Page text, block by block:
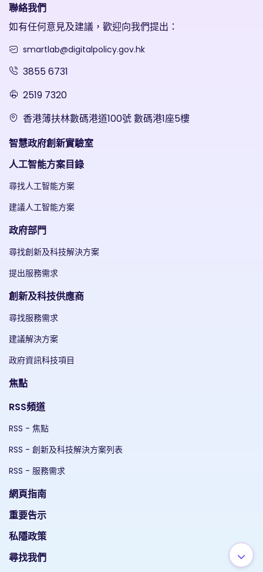
聯絡我們
如有任何意見及建議，歡迎向我們提出：
smartlab@digitalpolicy.gov.hk
3855 6731
2519 7320
香港薄扶林數碼港道100號 數碼港1座5樓
智慧政府創新實驗室
人工智能方案目錄
尋找人工智能方案
建議人工智能方案
政府部門
尋找創新及科技解決方案
提出服務需求
創新及科技供應商
尋找服務需求
建議解決方案
政府資訊科技項目
焦點
RSS頻道
RSS - 焦點
RSS - 創新及科技解決方案列表
RSS - 服務需求
網頁指南
重要告示
私隱政策
尋找我們